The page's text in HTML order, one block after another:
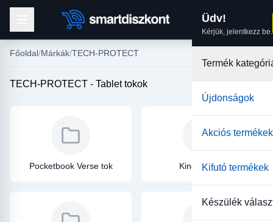
Üdv!
Kérjük, jelentkezz be.
Termék
Újdonságok
Akciós termékek
Kifutó termékek
Készülék
Főoldal Márkák TECH-PROTECT
TECH-PROTECT - Tablet tokok
Pocketbook Verse tok Kindle tokok